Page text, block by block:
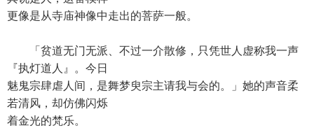
更像是从寺庙神像中走出的菩萨一般。
「贫道无门无派、不过一介散修，只凭世人虚称我一声
『执灯道人』。今日
魅鬼宗肆虐人间，是舞梦臾宗主请我与会的。」她的声音柔
若清风，却仿佛闪烁
着金光的梵乐。